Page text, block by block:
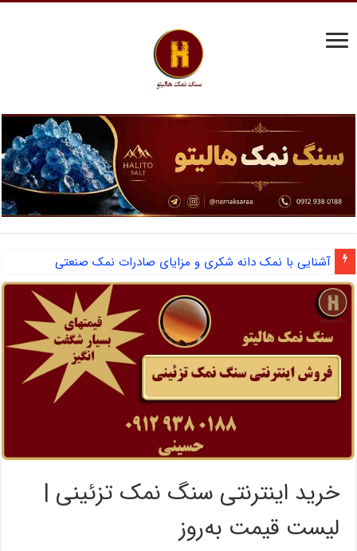
آشنایی با نمک دانه شکری و مزایای صادرات نمک صنعتی
مرکز فروش نمک سختی گیر دیگ بخار و احیای رزین
خرید اینترنتی سنگ نمک تزئینی |
لیست قیمت به‌روز